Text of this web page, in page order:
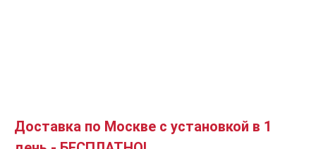
Доставка по Москве с установкой в 1